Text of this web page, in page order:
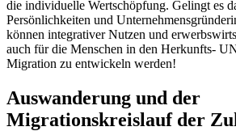
die individuelle Wertschöpfung. Gelingt es
Persönlichkeiten und
können integrativer Nutzen und
auch für die Menschen in den Herkunfts-
Migration zu entwickeln werden!
Auswanderung und der
Migrationskreislauf der